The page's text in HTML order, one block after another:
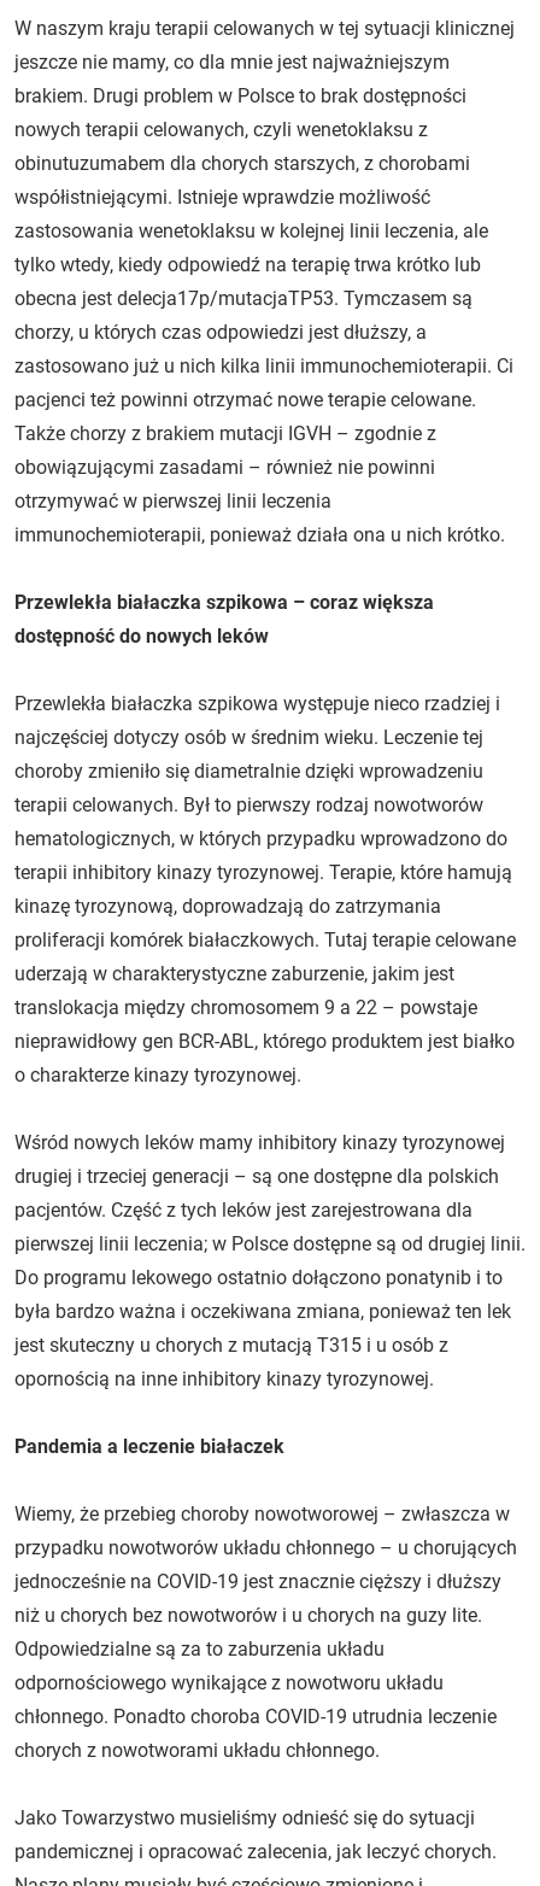
W naszym kraju terapii celowanych w tej sytuacji klinicznej
jeszcze nie mamy, co dla mnie jest najważniejszym
brakiem. Drugi problem w Polsce to brak dostępności
nowych terapii celowanych, czyli wenetoklaksu z
obinutuzumabem dla chorych starszych, z chorobami
współistniejącymi. Istnieje wprawdzie możliwość
zastosowania wenetoklaksu w kolejnej linii leczenia, ale
tylko wtedy, kiedy odpowiedź na terapię trwa krótko lub
obecna jest delecja17p/mutacjaTP53. Tymczasem są
chorzy, u których czas odpowiedzi jest dłuższy, a
zastosowano już u nich kilka linii immunochemioterapii. Ci
pacjenci też powinni otrzymać nowe terapie celowane.
Także chorzy z brakiem mutacji IGVH – zgodnie z
obowiązującymi zasadami – również nie powinni
otrzymywać w pierwszej linii leczenia
immunochemioterapii, ponieważ działa ona u nich krótko.
Przewlekła białaczka szpikowa – coraz większa
dostępność do nowych leków
Przewlekła białaczka szpikowa występuje nieco rzadziej i
najczęściej dotyczy osób w średnim wieku. Leczenie tej
choroby zmieniło się diametralnie dzięki wprowadzeniu
terapii celowanych. Był to pierwszy rodzaj nowotworów
hematologicznych, w których przypadku wprowadzono do
terapii inhibitory kinazy tyrozynowej. Terapie, które hamują
kinazę tyrozynową, doprowadzają do zatrzymania
proliferacji komórek białaczkowych. Tutaj terapie celowane
uderzają w charakterystyczne zaburzenie, jakim jest
translokacja między chromosomem 9 a 22 – powstaje
nieprawidłowy gen BCR-ABL, którego produktem jest białko
o charakterze kinazy tyrozynowej.
Wśród nowych leków mamy inhibitory kinazy tyrozynowej
drugiej i trzeciej generacji – są one dostępne dla polskich
pacjentów. Część z tych leków jest zarejestrowana dla
pierwszej linii leczenia; w Polsce dostępne są od drugiej linii.
Do programu lekowego ostatnio dołączono ponatynib i to
była bardzo ważna i oczekiwana zmiana, ponieważ ten lek
jest skuteczny u chorych z mutacją T315 i u osób z
opornością na inne inhibitory kinazy tyrozynowej.
Pandemia a leczenie białaczek
Wiemy, że przebieg choroby nowotworowej – zwłaszcza w
przypadku nowotworów układu chłonnego – u chorujących
jednocześnie na COVID-19 jest znacznie cięższy i dłuższy
niż u chorych bez nowotworów i u chorych na guzy lite.
Odpowiedzialne są za to zaburzenia układu
odpornościowego wynikające z nowotworu układu
chłonnego. Ponadto choroba COVID-19 utrudnia leczenie
chorych z nowotworami układu chłonnego.
Jako Towarzystwo musieliśmy odnieść się do sytuacji
pandemicznej i opracować zalecenia, jak leczyć chorych.